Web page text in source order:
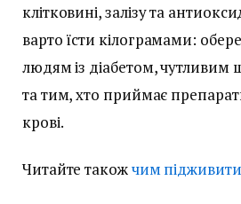
клітковині, залізу та
варто їсти кілограмами:
людям із діабетом, чутливим
та тим, хто приймає
крові.
Читайте такожчим